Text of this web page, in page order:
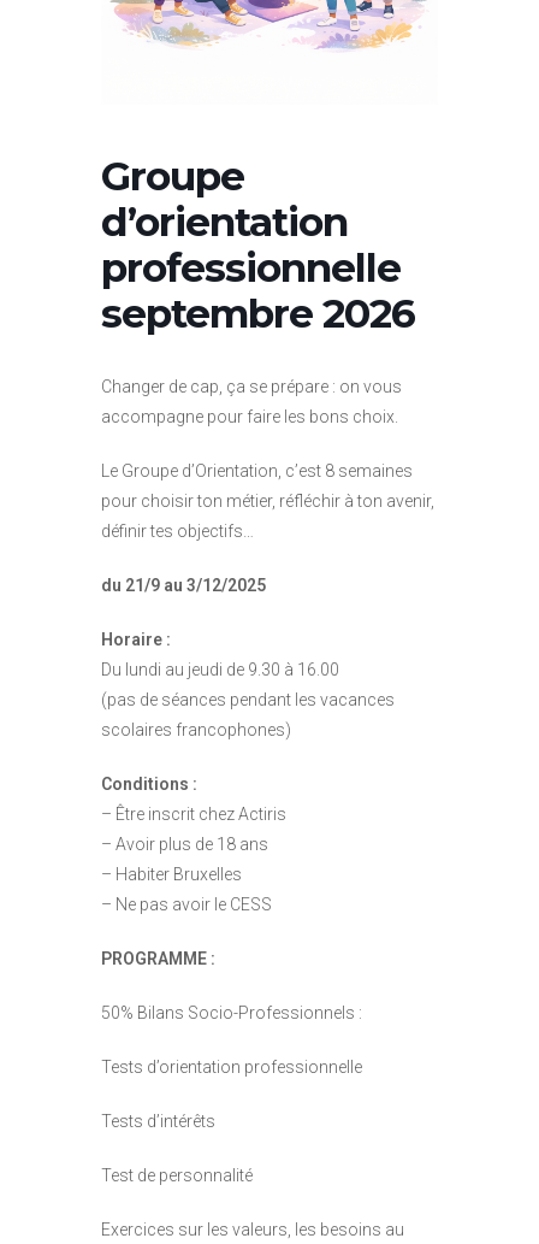
Groupe
d’orientation
professionnelle
septembre 2026
Changer de cap, ça se prépare : on vous
accompagne pour faire les bons choix.
Le Groupe d’Orientation, c’est 8 semaines
pour choisir ton métier, réfléchir à ton avenir,
définir tes objectifs…
du 21/9 au 3/12/2025
Horaire :
Du lundi au jeudi de 9.30 à 16.00
(pas de séances pendant les vacances
scolaires francophones)
Conditions :
– Être inscrit chez Actiris
– Avoir plus de 18 ans
– Habiter Bruxelles
– Ne pas avoir le CESS
PROGRAMME :
50% Bilans Socio-Professionnels :
Tests d’orientation professionnelle
Tests d’intérêts
Test de personnalité
Exercices sur les valeurs, les besoins au